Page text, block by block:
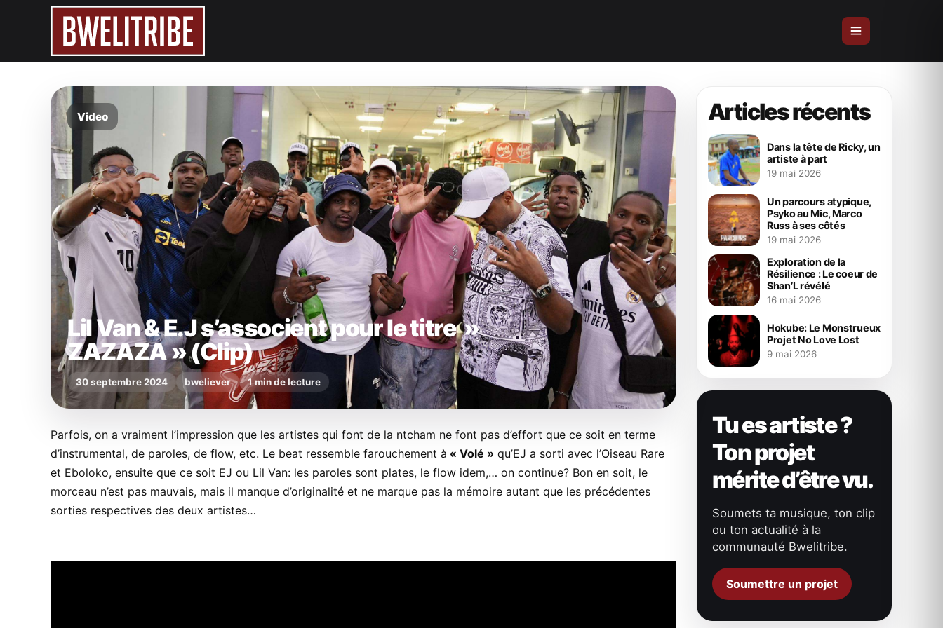
Video
Lil Van & E.J s’associent pour le titre »
ZAZAZA » (Clip)
30 septembre 2024 bweliever 1 min de lecture
Parfois, on a vraiment l’impression que les artistes qui font de la ntcham ne font pas d’effort que ce soit en terme
d’instrumental, de paroles, de flow, etc. Le beat ressemble farouchement à « Volé » qu’EJ a sorti avec l’Oiseau Rare
et Eboloko, ensuite que ce soit EJ ou Lil Van: les paroles sont plates, le flow idem,… on continue? Bon en soit, le
morceau n’est pas mauvais, mais il manque d’originalité et ne marque pas la mémoire autant que les précédentes
sorties respectives des deux artistes…
Articles récents
Dans la tête de Ricky, un
artiste à part
19 mai 2026
Un parcours atypique,
Psyko au Mic, Marco
Russ à ses côtés
19 mai 2026
Exploration de la
Résilience : Le coeur de
Shan’L révélé
16 mai 2026
Hokube: Le Monstrueux
Projet No Love Lost
9 mai 2026
Tu es artiste ?
Ton projet
mérite d’être vu.
Soumets ta musique, ton clip
ou ton actualité à la
communauté Bwelitribe.
Soumettre un projet